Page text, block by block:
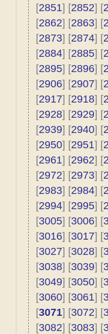
[2851] [2852] [
[2862] [2863] [
[2873] [2874] [
[2884] [2885] [
[2895] [2896] [
[2906] [2907] [
[2917] [2918] [
[2928] [2929] [
[2939] [2940] [
[2950] [2951] [
[2961] [2962] [
[2972] [2973] [
[2983] [2984] [
[2994] [2995] [
[3005] [3006] [
[3016] [3017] [
[3027] [3028] [
[3038] [3039] [
[3049] [3050] [
[3060] [3061] [
[3071] [3072] [
[3082] [3083] [